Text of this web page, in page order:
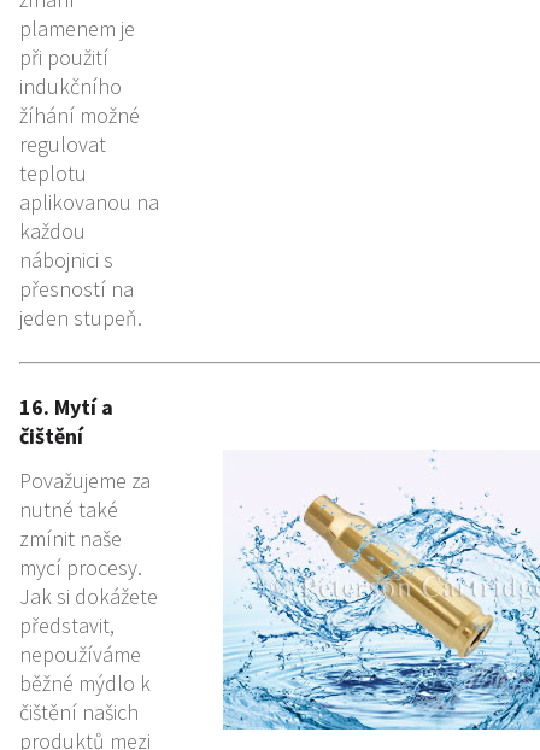
plamenem je
při použití
indukčního
žíhání možné
regulovat
teplotu
aplikovanou na
každou
nábojnici s
přesností na
jeden stupeň.
16. Mytí a
čištění
Považujeme za
nutné také
zmínit naše
mycí procesy.
Jak si dokážete
představit,
nepoužíváme
běžné mýdlo k
čištění našich
produktů mezi